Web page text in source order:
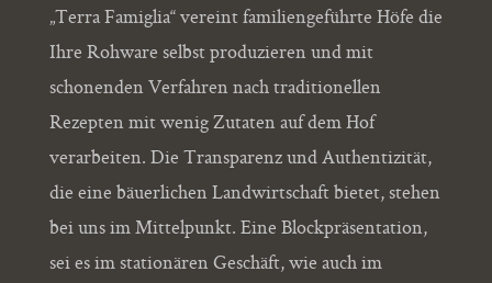
„Terra Famiglia“ vereint familiengeführte Höfe die
Ihre Rohware selbst produzieren und mit
schonenden Verfahren nach traditionellen
Rezepten mit wenig Zutaten auf dem Hof
verarbeiten. Die Transparenz und Authentizität,
die eine bäuerlichen Landwirtschaft bietet, stehen
bei uns im Mittelpunkt. Eine Blockpräsentation,
sei es im stationären Geschäft, wie auch im